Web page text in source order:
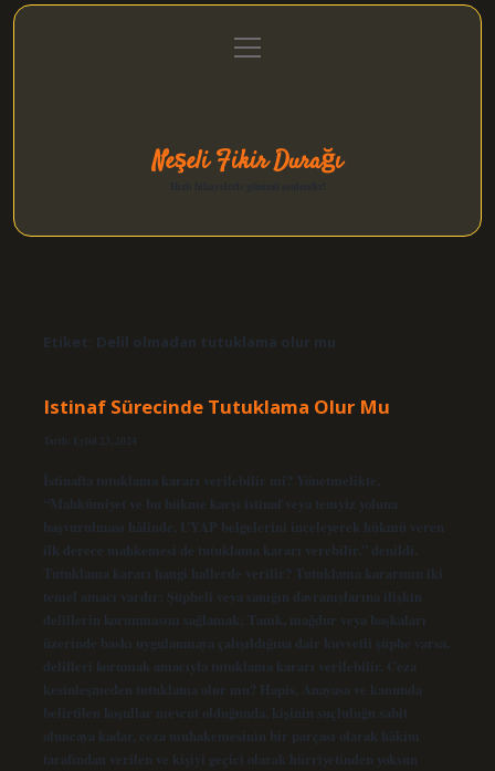
Gizlilik Politikası
menüyü
aç
Neşeli Fikir Durağı
Etiket: Delil olmadan tutuklama olur mu
Istinaf Sürecinde Tutuklama Olur Mu
Tarih: Eylül 23, 2024
İstinafta tutuklama kararı verilebilir mi? Yönetmelikte,
“Mahkûmiyet ve bu hükme karşı istinaf veya temyiz yoluna
başvurulması hâlinde, UYAP belgelerini inceleyerek hükmü veren
ilk derece mahkemesi de tutuklama kararı verebilir.” denildi.
Tutuklama kararı hangi hallerde verilir? Tutuklama kararının iki
temel amacı vardır: Şüpheli veya sanığın davranışlarına ilişkin
delillerin korunmasını sağlamak; Tanık, mağdur veya başkaları
üzerinde baskı uygulanmaya çalışıldığına dair kuvvetli şüphe varsa,
delilleri korumak amacıyla tutuklama kararı verilebilir. Ceza
kesinleşmeden tutuklama olur mu? Hapis, Anayasa ve kanunda
belirtilen koşullar mevcut olduğunda, kişinin suçluluğu sabit
oluncaya kadar, ceza muhakemesinin bir parçası olarak hâkim
tarafından verilen ve kişiyi geçici olarak hürriyetinden yoksun